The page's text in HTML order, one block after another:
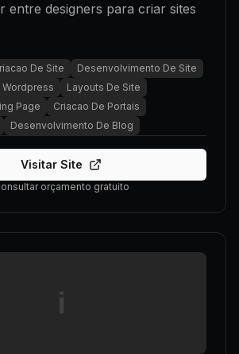
entre designers para criar sites
De Site
Desenvolvimento De Site
Wordpress
Layouts De Site
Page
Criacao De Portais
Desenvolvimento De Blog
Visitar Site
orçamento gratuito
i